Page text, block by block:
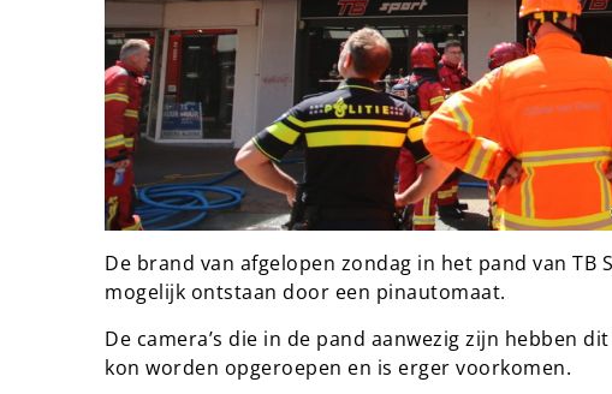
De brand van afgelopen zondag in het pand van TB
mogelijk ontstaan door een pinautomaat.
De camera’s die in de pand aanwezig zijn hebben
kon worden opgeroepen en is erger voorkomen.